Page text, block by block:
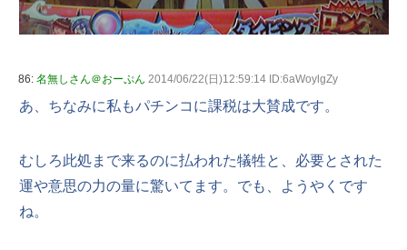
86: 名無しさん＠おーぷん 2014/06/22(日)12:59:14 ID:6aWoylgZy
あ、ちなみに私もパチンコに課税は大賛成です。
むしろ此処まで来るのに払われた犠牲と、必要とされた
運や意思の力の量に驚いてます。でも、ようやくです
ね。